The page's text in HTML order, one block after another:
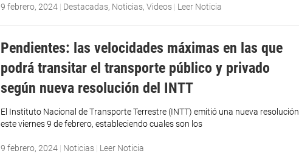
9 febrero, 2024 | Destacadas, Noticias,Videos | Leer Noticia
Pendientes: las velocidades máximas en las que
podrá transitar el transporte público y privado
según nueva resolución del INTT
El Instituto Nacional de Transporte Terrestre (INTT) emitió una nueva resolución
este viernes 9 de febrero, estableciendo cuales son los
9 febrero, 2024 | Noticias | Leer Noticia